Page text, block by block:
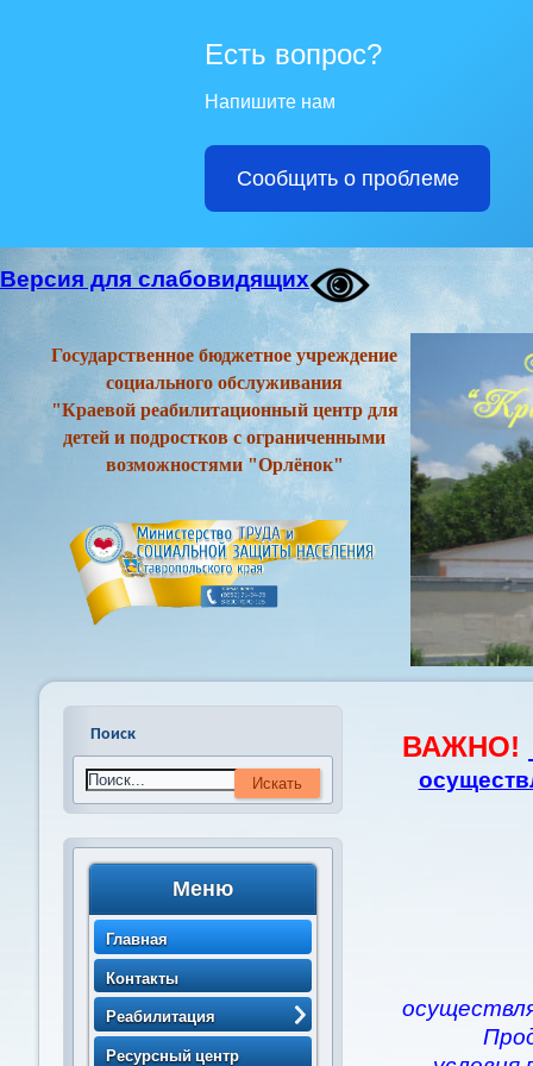
Есть вопрос?
Напишите нам
Сообщить о проблеме
Версия для слабовидящих
Государственное бюджетное учреждение
социального обслуживания
"Краевой реабилитационный центр для
детей и подростков с ограниченными
возможностями "Орлёнок"
Поиск
Меню
Главная
Контакты
Реабилитация
> Порядок направления
Ресурсный центр
ВАЖНО!